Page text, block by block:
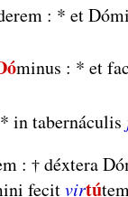
: * et
minus : * et
* in tabernáculis
: † déxtera
fecitvirtú